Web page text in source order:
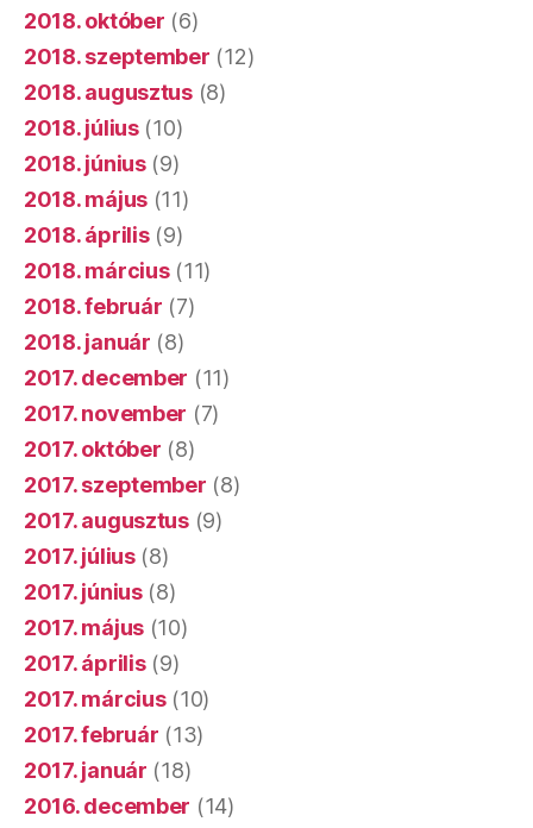
2018. október (6)
2018. szeptember (12)
2018. augusztus(8)
2018. július(10)
2018. június(9)
2018. május (11)
2018. április(9)
2018. március(11)
2018. február (7)
2018. január (8)
2017. december (11)
2017. november (7)
2017. október (8)
2017. szeptember (8)
2017. augusztus(9)
2017. július(8)
2017. június(8)
2017. május (10)
2017. április(9)
2017. március(10)
2017. február (13)
2017. január (18)
2016. december (14)